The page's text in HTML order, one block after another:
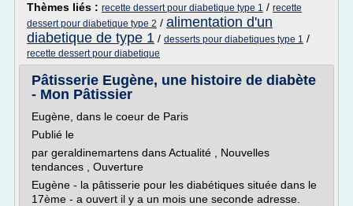
Thèmes liés : recette dessert pour diabetique type 1 / recette
dessert pour diabetique type 2 / alimentation d'un
diabetique de type 1 / desserts pour diabetiques type 1 /
recette dessert pour diabetique
Pâtisserie Eugène, une histoire de diabète
- Mon Pâtissier
Eugène, dans le coeur de Paris
Publié le
par geraldinemartens dans Actualité , Nouvelles
tendances , Ouverture
Eugène - la pâtisserie pour les diabétiques située dans le
17ème - a ouvert il y a un mois une seconde adresse.